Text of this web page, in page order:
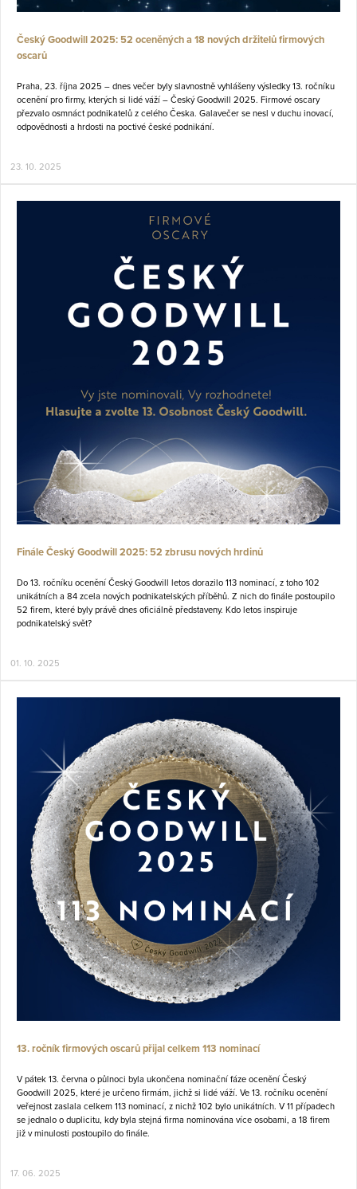
Český Goodwill 2025: 52 oceněných a 18 nových držitelů firmových
oscarů
Praha, 23. října 2025 – dnes večer byly slavnostně vyhlášeny výsledky 13. ročníku
ocenění pro firmy, kterých si lidé váží – Český Goodwill 2025. Firmové oscary
přezvalo osmnáct podnikatelů z celého Česka. Galavečer se nesl v duchu inovací,
odpovědnosti a hrdosti na poctivé české podnikání.
23. 10. 2025
Finále Český Goodwill 2025: 52 zbrusu nových hrdinů
Do 13. ročníku ocenění Český Goodwill letos dorazilo 113 nominací, z toho 102
unikátních a 84 zcela nových podnikatelských příběhů. Z nich do finále postoupilo
52 firem, které byly právě dnes oficiálně představeny. Kdo letos inspiruje
podnikatelský svět?
01. 10. 2025
13. ročník firmových oscarů přijal celkem 113 nominací
V pátek 13. června o půlnoci byla ukončena nominační fáze ocenění Český
Goodwill 2025, které je určeno firmám, jichž si lidé váží. Ve 13. ročníku ocenění
veřejnost zaslala celkem 113 nominací, z nichž 102 bylo unikátních. V 11 případech
se jednalo o duplicitu, kdy byla stejná firma nominována více osobami, a 18 firem
již v minulosti postoupilo do finále.
17. 06. 2025